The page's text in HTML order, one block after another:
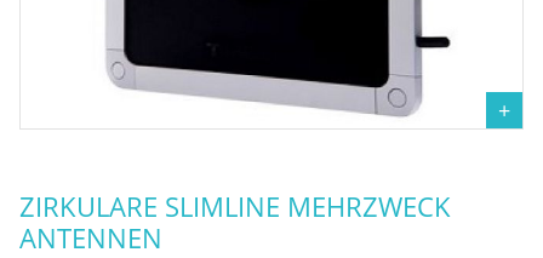
ZIRKULARE SLIMLINE MEHRZWECK
ANTENNEN